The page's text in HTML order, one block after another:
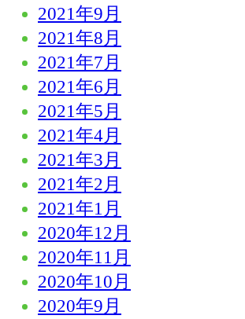
2021年9月
2021年8月
2021年7月
2021年6月
2021年5月
2021年4月
2021年3月
2021年2月
2021年1月
2020年12月
2020年11月
2020年10月
2020年9月